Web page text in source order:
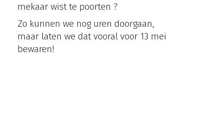
mekaar wist te poorten ?
Zo kunnen we nog uren doorgaan,
maar laten we dat vooral voor 13 mei
bewaren!